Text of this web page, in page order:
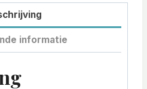
informatie